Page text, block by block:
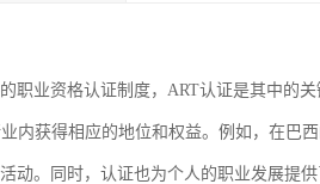
职业资格认证制度，ART认证是其中的
内获得相应的地位和权益。例如，在巴
动。同时，认证也为个人的职业发展提